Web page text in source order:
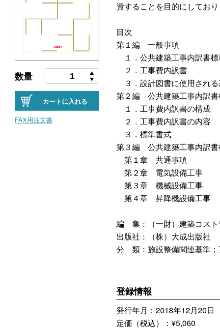
数量
カートに入れる
FAX用注文書
資することを目的にしてお
目次
第１編 一般事項
１．公共建築工事内訳書
２．工事費内訳書
３．設計図書に使用され
第２編 公共建築工事内訳書
１．工事費内訳書の構成
２．工事費内訳書の内容
３．標準書式
第３編 公共建築工事内訳書
第１章 共通事項
第２章 電気設備工事
第３章 機械設備工事
第４章 昇降機設備工事
編 集：（一財）建築コスト
出版社：（株）大成出版社
分 類：施設整備関連基準；
登録情報
発行年月：2018年12月20日
定価（税込）：¥5,060